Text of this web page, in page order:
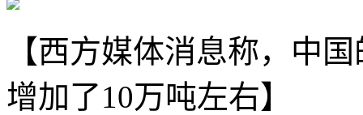
【西方媒体消息称，中
增加了10万吨左右】